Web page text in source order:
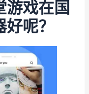
游戏在国
呢？